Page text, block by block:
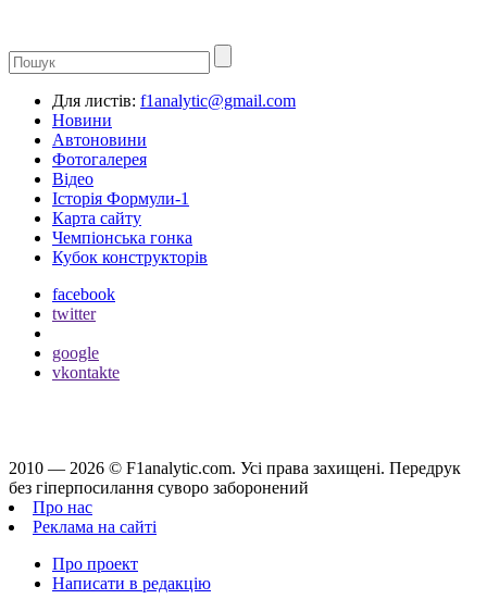
Для листів: f1analytic@gmail.com
Новини
Автоновини
Фотогалерея
Відео
Історія Формули-1
Карта сайту
Чемпіонська гонка
Кубок конструкторів
facebook
twitter
google
vkontakte
2010 — 2026 © F1analytic.com. Усi права захищенi. Передрук
без гіперпосилання суворо заборонений
Про нас
Реклама на сайті
Про проект
Написати в редакцію